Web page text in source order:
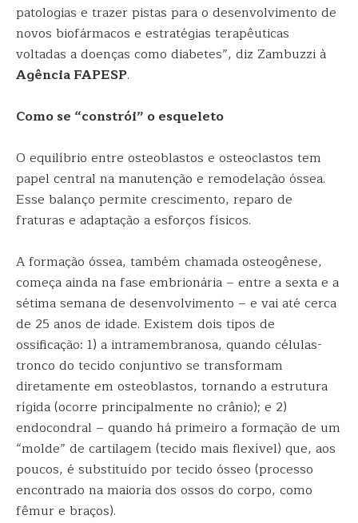
patologias e trazer pistas para o desenvolvimento de
novos biofármacos e estratégias terapêuticas
voltadas a doenças como diabetes”, diz Zambuzzi à
Agência FAPESP.
Como se “constrói” o esqueleto
O equilíbrio entre osteoblastos e osteoclastos tem
papel central na manutenção e remodelação óssea.
Esse balanço permite crescimento, reparo de
fraturas e adaptação a esforços físicos.
A formação óssea, também chamada osteogênese,
começa ainda na fase embrionária – entre a sexta e a
sétima semana de desenvolvimento – e vai até cerca
de 25 anos de idade. Existem dois tipos de
ossificação: 1) a intramembranosa, quando células-
tronco do tecido conjuntivo se transformam
diretamente em osteoblastos, tornando a estrutura
rígida (ocorre principalmente no crânio); e 2)
endocondral – quando há primeiro a formação de um
“molde” de cartilagem (tecido mais flexível) que, aos
poucos, é substituído por tecido ósseo (processo
encontrado na maioria dos ossos do corpo, como
fêmur e braços).